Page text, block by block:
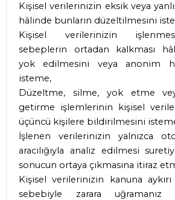
Kişisel verilerinizin eksik veya
hâlinde bunların düzeltilmesini
Kişisel verilerinizin
sebeplerin ortadan kalkması
yok edilmesini veya anonim
isteme,
Düzeltme, silme, yok etme
getirme işlemlerinin kişisel
üçüncü kişilere bildirilmesini
İşlenen verilerinizin yalnızca
aracılığıyla analiz edilmesi
sonucun ortaya çıkmasına itiraz
Kişisel verilerinizin kanuna
sebebiyle zarara uğramanız